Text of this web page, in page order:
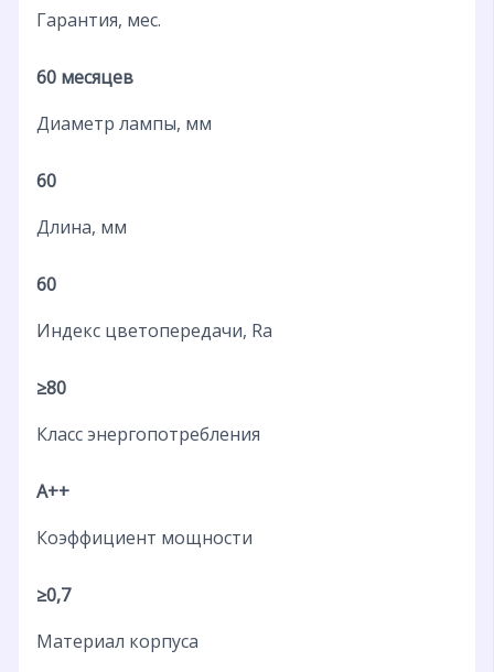
Гарантия, мес.
60 месяцев
Диаметр лампы, мм
60
Длина, мм
60
Индекс цветопередачи, Ra
≥80
Класс энергопотребления
A++
Коэффициент мощности
≥0,7
Материал корпуса